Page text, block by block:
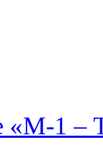
«М-1 –